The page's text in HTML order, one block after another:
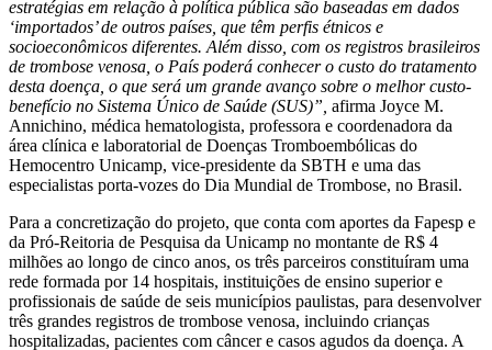
estratégias em relação à política pública são baseadas em dados
‘importados’ de outros países, que têm perfis étnicos e
socioeconômicos diferentes. Além disso, com os registros brasileiros
de trombose venosa, o País poderá conhecer o custo do tratamento
desta doença, o que será um grande avanço sobre o melhor custo-
benefício no Sistema Único de Saúde (SUS)”, afirma Joyce M.
Annichino, médica hematologista, professora e coordenadora da
área clínica e laboratorial de Doenças Tromboembólicas do
Hemocentro Unicamp, vice-presidente da SBTH e uma das
especialistas porta-vozes do Dia Mundial de Trombose, no Brasil.
Para a concretização do projeto, que conta com aportes da Fapesp e
da Pró-Reitoria de Pesquisa da Unicamp no montante de R$ 4
milhões ao longo de cinco anos, os três parceiros constituíram uma
rede formada por 14 hospitais, instituições de ensino superior e
profissionais de saúde de seis municípios paulistas, para desenvolver
três grandes registros de trombose venosa, incluindo crianças
hospitalizadas, pacientes com câncer e casos agudos da doença. A